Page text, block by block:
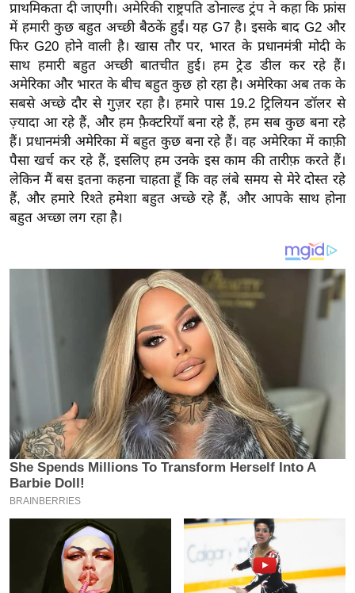
ब
ज
ट
खे
ल
क्रि
के
ट
P
0
-
पे
प
र
प्राथमिकता दी जाएगी। अमेरिकी राष्ट्रपति डोनाल्ड ट्रंप ने कहा कि फ्रांस
में हमारी कुछ बहुत अच्छी बैठकें हुईं। यह G7 है। इसके बाद G2 और
फिर G20 होने वाली है। खास तौर पर, भारत के प्रधानमंत्री मोदी के
साथ हमारी बहुत अच्छी बातचीत हुई। हम ट्रेड डील कर रहे हैं।
अमेरिका और भारत के बीच बहुत कुछ हो रहा है। अमेरिका अब तक के
सबसे अच्छे दौर से गुज़र रहा है। हमारे पास 19.2 ट्रिलियन डॉलर से
ज़्यादा आ रहे हैं, और हम फ़ैक्टरियाँ बना रहे हैं, हम सब कुछ बना रहे
हैं। प्रधानमंत्री अमेरिका में बहुत कुछ बना रहे हैं। वह अमेरिका में काफ़ी
पैसा खर्च कर रहे हैं, इसलिए हम उनके इस काम की तारीफ़ करते हैं।
लेकिन मैं बस इतना कहना चाहता हूँ कि वह लंबे समय से मेरे दोस्त रहे
हैं, और हमारे रिश्ते हमेशा बहुत अच्छे रहे हैं, और आपके साथ होना
बहुत अच्छा लग रहा है।